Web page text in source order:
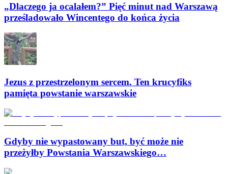
„Dlaczego ja ocalałem?” Pięć minut nad Warszawą
prześladowało Wincentego do końca życia
Jezus z przestrzelonym sercem. Ten krucyfiks
pamięta powstanie warszawskie
Gdyby nie wypastowany but, być może nie
przeżyłby Powstania Warszawskiego…